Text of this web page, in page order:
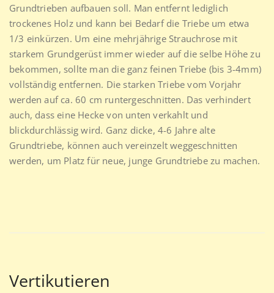
Grundtrieben aufbauen soll. Man entfernt lediglich
trockenes Holz und kann bei Bedarf die Triebe um etwa
1/3 einkürzen. Um eine mehrjährige Strauchrose mit
starkem Grundgerüst immer wieder auf die selbe Höhe zu
bekommen, sollte man die ganz feinen Triebe (bis 3-4mm)
vollständig entfernen. Die starken Triebe vom Vorjahr
werden auf ca. 60 cm runtergeschnitten. Das verhindert
auch, dass eine Hecke von unten verkahlt und
blickdurchlässig wird. Ganz dicke, 4-6 Jahre alte
Grundtriebe, können auch vereinzelt weggeschnitten
werden, um Platz für neue, junge Grundtriebe zu machen.
Vertikutieren